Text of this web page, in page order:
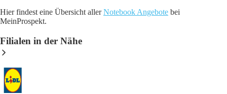
Hier findest eine Übersicht allerNotebook Angebote bei
MeinProspekt.
Filialen in der Nähe